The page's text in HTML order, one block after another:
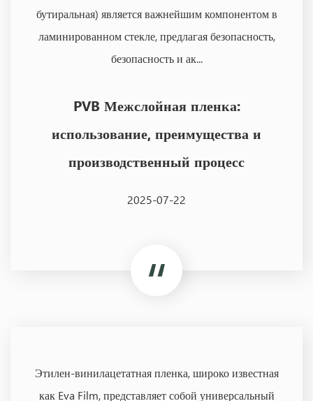
бутиральная) является важнейшим компонентом в
ламинированном стекле, предлагая безопасность,
безопасность и ак...
PVB Межслойная пленка:
использование, преимущества и
производственный процесс
2025-07-22
Этилен-винилацетатная пленка, широко известная
как Eva Film, представляет собой универсальный